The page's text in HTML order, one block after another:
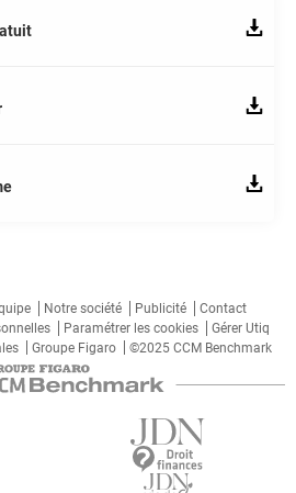
Notre société Publicité
Contact
Paramétrer les cookies
Gérer Utiq
Groupe Figaro ©2025 CCM Benchmark